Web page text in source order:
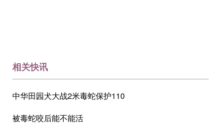
相关快讯
中华田园犬大战2米毒蛇保护110
被毒蛇咬后能不能活